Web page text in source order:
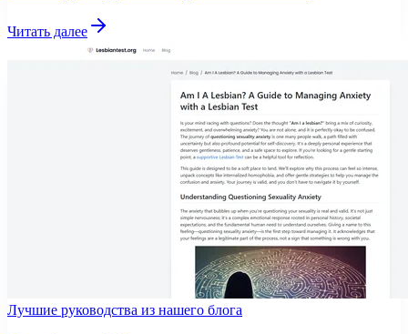
Читать далее
Лучшие руководства из нашего блога